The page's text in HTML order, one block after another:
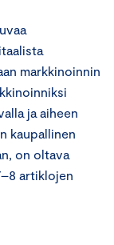
markkinoinnin
ja aiheen
kaupallinen
on oltava
artiklojen